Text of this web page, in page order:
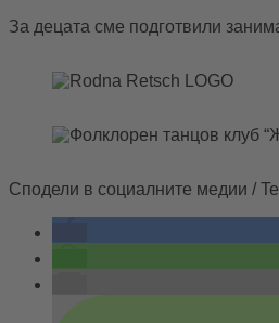
За децата сме подготвили
Сподели в социалните медии /